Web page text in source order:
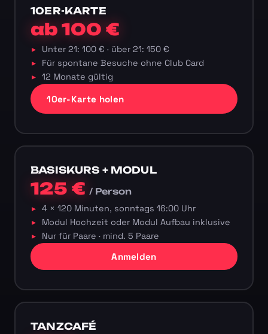
10ER-KARTE
ab 100 €
Unter 21: 100 € · über 21: 150 €
Für spontane Besuche ohne Club Card
12 Monate gültig
10er-Karte holen
BASISKURS + MODUL
125 €/ Person
4 × 120 Minuten, sonntags 16:00 Uhr
Modul Hochzeit oder Modul Aufbau inklusive
Nur für Paare · mind. 5 Paare
Anmelden
TANZCAFÉ